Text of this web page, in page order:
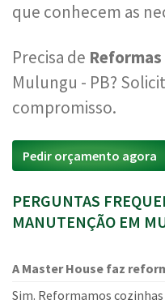
que conhecem as
Precisa de
Mulungu - PB?
compromisso.
Pedir orçamento agora
PERGUNTAS
MANUTENÇÃO EM
A Master House faz
Sim. Reformamos